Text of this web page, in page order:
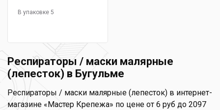
В упаковке 5
Респираторы / маски малярные
(лепесток) в Бугульме
Респираторы / маски малярные (лепесток) в интернет-
магазине «Мастер Крепежа» по цене от 6 руб до 2097